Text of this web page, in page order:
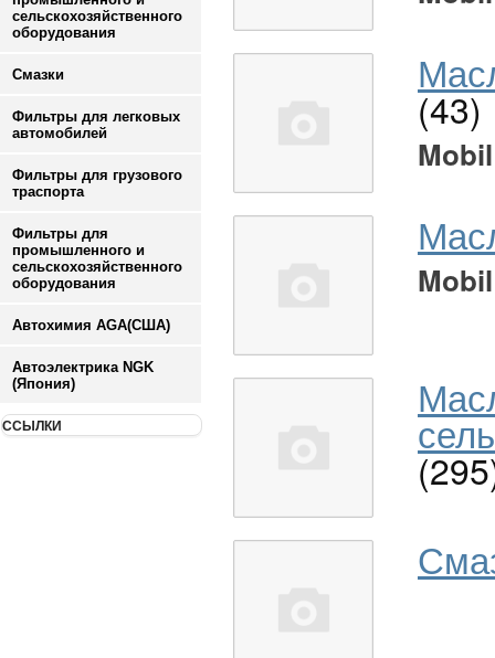
сельскохозяйственного
оборудования
Смазки
Фильтры для легковых
автомобилей
Фильтры для грузового
траспорта
Фильтры для
промышленного и
сельскохозяйственного
оборудования
Автохимия AGA(США)
Автоэлектрика NGK
(Япония)
ССЫЛКИ
(43)
Mobil
Mobil